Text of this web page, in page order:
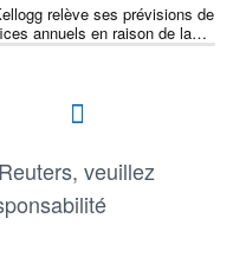
relève ses prévisions de
annuels en raison de la
soutenue de ses produits
veuillez